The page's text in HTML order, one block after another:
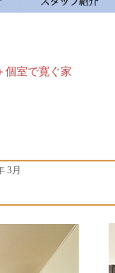
個室で寛ぐ家
3月